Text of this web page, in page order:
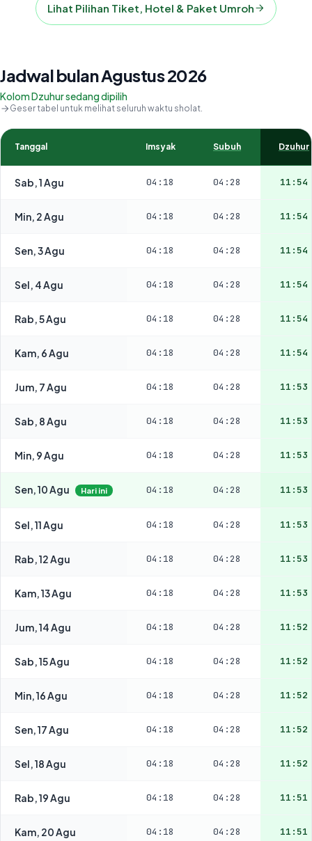
Lihat Pilihan Tiket, Hotel & Paket Umroh
Jadwal bulan Agustus 2026
Kolom Dzuhur sedang dipilih
Geser tabel untuk melihat seluruh waktu sholat.
Tanggal Imsyak Subuh Dzuhur
Sab, 1 Agu 04:18 04:28 11:54
Min, 2 Agu 04:18 04:28 11:54
Sen, 3 Agu 04:18 04:28 11:54
Sel, 4 Agu 04:18 04:28 11:54
Rab, 5 Agu 04:18 04:28 11:54
Kam, 6 Agu 04:18 04:28 11:54
Jum, 7 Agu 04:18 04:28 11:53
Sab, 8 Agu 04:18 04:28 11:53
Min, 9 Agu 04:18 04:28 11:53
Sen, 10 Agu Hari ini 04:18 04:28 11:53
Sel, 11 Agu 04:18 04:28 11:53
Rab, 12 Agu 04:18 04:28 11:53
Kam, 13 Agu 04:18 04:28 11:53
Jum, 14 Agu 04:18 04:28 11:52
Sab, 15 Agu 04:18 04:28 11:52
Min, 16 Agu 04:18 04:28 11:52
Sen, 17 Agu 04:18 04:28 11:52
Sel, 18 Agu 04:18 04:28 11:52
Rab, 19 Agu 04:18 04:28 11:51
Kam, 20 Agu 04:18 04:28 11:51